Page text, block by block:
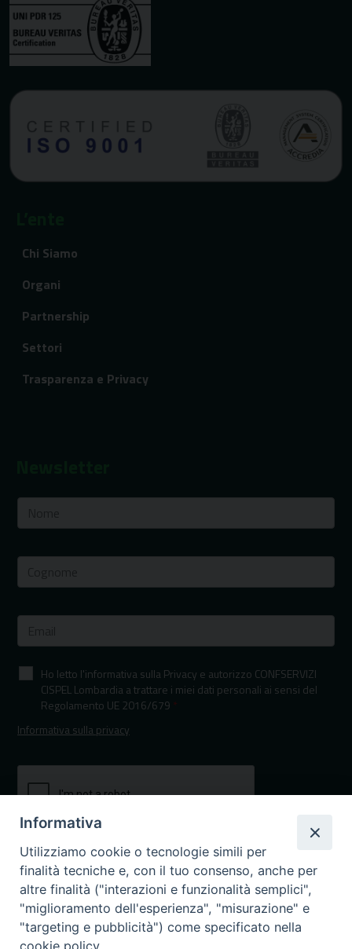
Chi Siamo
Organi
Partnership
Settori
Trasparenza e Privacy
Ho letto l'informativa sulla Privacy e autorizzo CONFSERVIZI
CISPEL Lombardia a trattare i miei dati personali ai sensi del
Regolamento UE 2016/679 *
Informativa sulla privacy
Informativa
Utilizziamo cookie o tecnologie simili per
finalità tecniche e, con il tuo consenso, anche per
altre finalità ("interazioni e funzionalità semplici",
"miglioramento dell'esperienza", "misurazione" e
"targeting e pubblicità") come specificato nella